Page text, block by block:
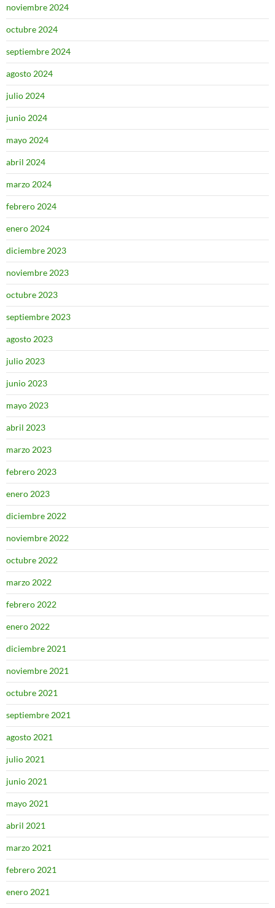
noviembre 2024
octubre 2024
septiembre 2024
agosto 2024
julio 2024
junio 2024
mayo 2024
abril 2024
marzo 2024
febrero 2024
enero 2024
diciembre 2023
noviembre 2023
octubre 2023
septiembre 2023
agosto 2023
julio 2023
junio 2023
mayo 2023
abril 2023
marzo 2023
febrero 2023
enero 2023
diciembre 2022
noviembre 2022
octubre 2022
marzo 2022
febrero 2022
enero 2022
diciembre 2021
noviembre 2021
octubre 2021
septiembre 2021
agosto 2021
julio 2021
junio 2021
mayo 2021
abril 2021
marzo 2021
febrero 2021
enero 2021